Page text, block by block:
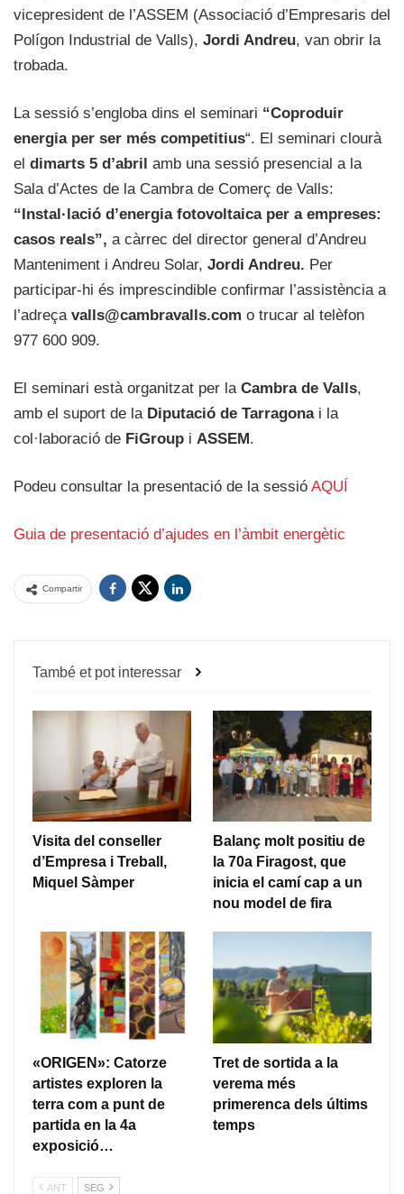
vicepresident de l’ASSEM (Associació d’Empresaris del
Polígon Industrial de Valls), Jordi Andreu, van obrir la
trobada.
La sessió s’engloba dins el seminari “Coproduir
energia per ser més competitius“. El seminari clourà
el dimarts 5 d’abril amb una sessió presencial a la
Sala d’Actes de la Cambra de Comerç de Valls:
“Instal·lació d’energia fotovoltaica per a empreses:
casos reals”, a càrrec del director general d’Andreu
Manteniment i Andreu Solar, Jordi Andreu. Per
participar-hi és imprescindible confirmar l’assistència a
l’adreça valls@cambravalls.com o trucar al telèfon
977 600 909.
El seminari està organitzat per la Cambra de Valls,
amb el suport de la Diputació de Tarragonai la
col·laboració de FiGroup i ASSEM.
Podeu consultar la presentació de la sessió AQUÍ
Guia de presentació d’ajudes en l’àmbit energètic
Compartir
També et pot interessar
Visita del conseller
d’Empresa i Treball,
Miquel Sàmper
Balanç molt positiu de
la 70a Firagost, que
inicia el camí cap a un
nou model de fira
«ORIGEN»: Catorze
artistes exploren la
terra com a punt de
partida en la 4a
exposició…
Tret de sortida a la
verema més
primerenca dels últims
temps
ANT SEG